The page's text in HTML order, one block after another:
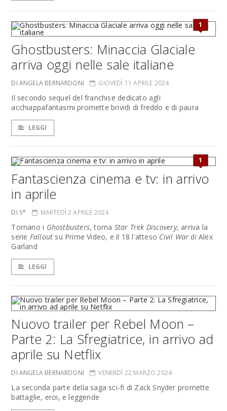
1
Ghostbusters: Minaccia Glaciale
arriva oggi nelle sale italiane
DI ANGELA BERNARDONI GIOVEDÌ 11 APRILE 2024
Il secondo sequel del franchise dedicato agli
acchiappafantasmi promette brividi di freddo e di paura
LEGGI
1
Fantascienza cinema e tv: in arrivo
in aprile
DI S* MARTEDÌ 2 APRILE 2024
Tornano i Ghostbusters, torna Star Trek Discovery, arriva la
serie Fallout su Prime Video, e il 18 l'atteso Civil War di Alex
Garland
LEGGI
Nuovo trailer per Rebel Moon –
Parte 2: La Sfregiatrice, in arrivo ad
aprile su Netflix
DI ANGELA BERNARDONI VENERDÌ 22 MARZO 2024
La seconda parte della saga sci-fi di Zack Snyder promette
battaglie, eroi, e leggende